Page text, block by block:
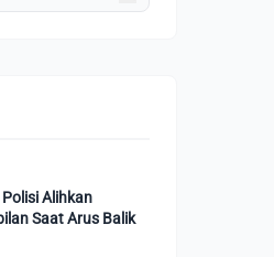
Alihkan
Saat Arus Balik